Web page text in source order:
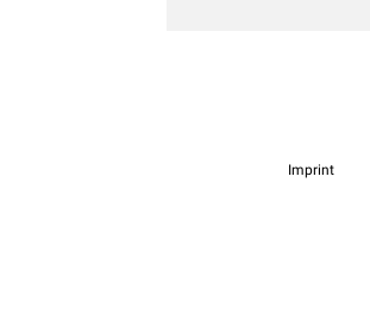
Imprint